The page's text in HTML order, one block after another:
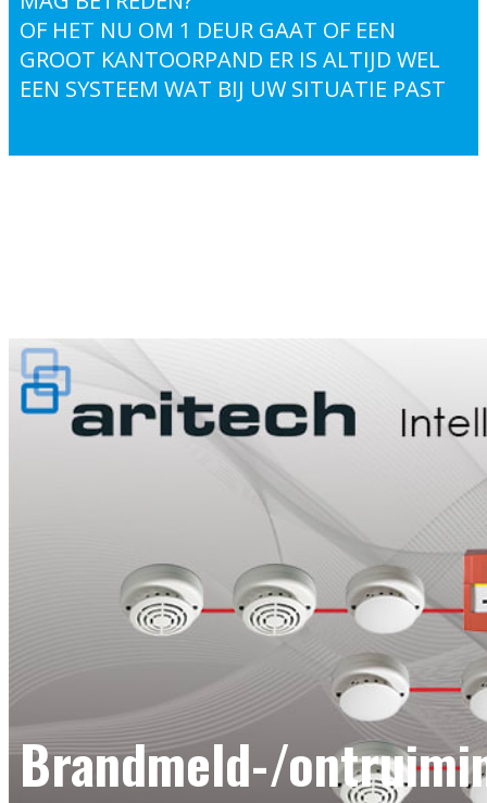
OF HET NU OM 1 DEUR GAAT OF EEN
GROOT KANTOORPAND ER IS ALTIJD WEL
EEN SYSTEEM WAT BIJ UW SITUATIE PAST
Brandmeld-/